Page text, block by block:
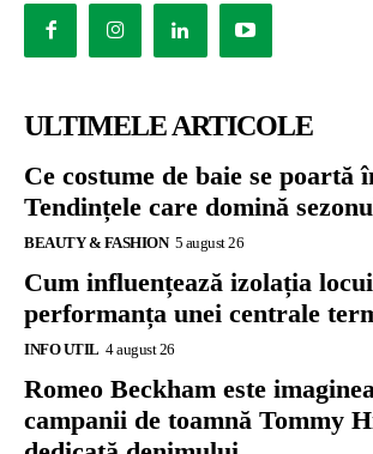
ULTIMELE ARTICOLE
Ce costume de baie se poartă
Tendințele care domină
BEAUTY & FASHION 5 august 26
Cum influențează izolația
performanța unei centrale
INFO UTIL 4 august 26
Romeo Beckham este
campanii de toamnă Tommy